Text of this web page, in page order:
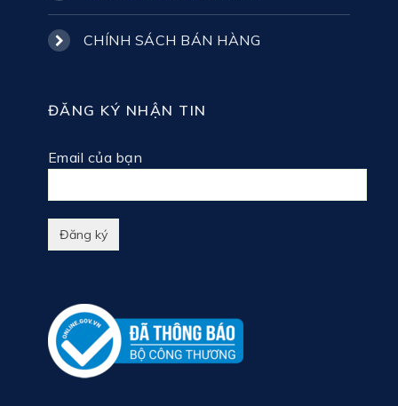
CHÍNH SÁCH BÁN HÀNG
ĐĂNG KÝ NHẬN TIN
Email của bạn